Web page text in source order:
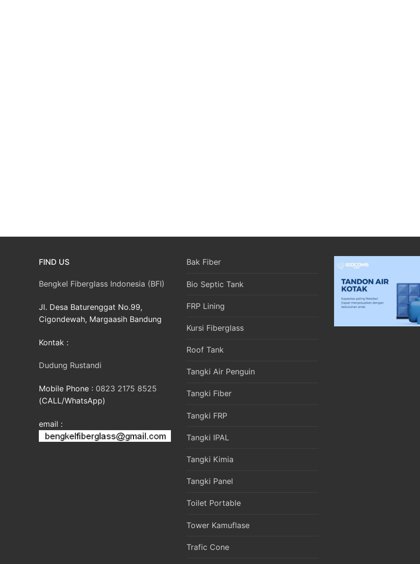
FIND US
Bengkel Fiberglass Indonesia (BFI)
Jl. Desa Baturenggat No.99,
Cigondewah, Margaasih Bandung
Kontak :
Dudung Rustandi
Mobile Phone : 0823 2175 8525
(CALL/WhatsApp)
email :
Bak Fiber
Bio Septic Tank
FRP Lining
Kursi Fiberglass
Roof Tank
Tangki Air Penguin
Tangki Fiber
Tangki FRP
Tangki IPAL
Tangki Kimia
Tangki Panel
Toilet Portable
Tower Kamuflase
Trafic Cone